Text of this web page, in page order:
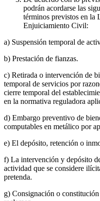
podrán acordarse las
términos previstos en la
Enjuiciamiento Civil:
a) Suspensión temporal de
b) Prestación de fianzas.
c) Retirada o intervención de
temporal de servicios por
cierre temporal del
en la normativa reguladora
d) Embargo preventivo de
computables en metálico por
e) El depósito, retención o
f) La intervención y depósito
actividad que se considere
pretenda.
g) Consignación o